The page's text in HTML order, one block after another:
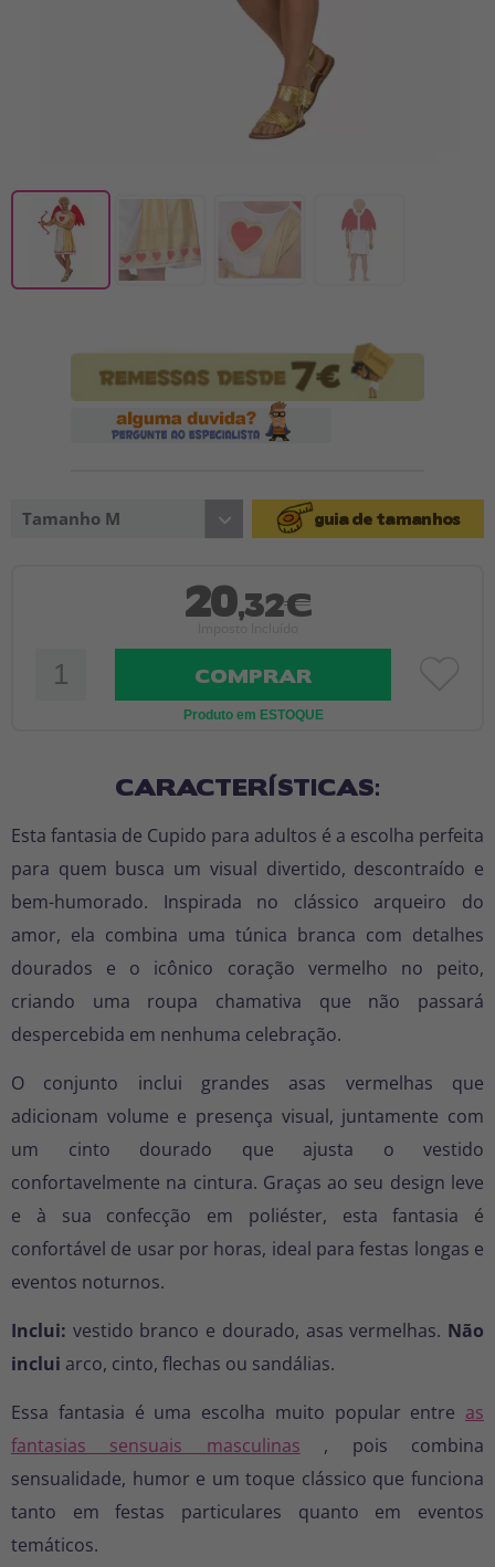
Tamanho M guia de tamanhos
20,32€
COMPRAR
Produto em ESTOQUE
CARACTERÍSTICAS:
Esta fantasia de Cupido para adultos é a escolha perfeita
para quem busca um visual divertido, descontraído e
bem-humorado. Inspirada no clássico arqueiro do
amor, ela combina uma túnica branca com detalhes
dourados e o icônico coração vermelho no peito,
criando uma roupa chamativa que não passará
despercebida em nenhuma celebração.
O conjunto inclui grandes asas vermelhas que
adicionam volume e presença visual, juntamente com
um cinto dourado que ajusta o vestido
confortavelmente na cintura. Graças ao seu design leve
e à sua confecção em poliéster, esta fantasia é
confortável de usar por horas, ideal para festas longas e
eventos noturnos.
Inclui: vestido branco e dourado, asas vermelhas. Não
inclui arco, cinto, flechas ou sandálias.
Essa fantasia é uma escolha muito popular entre as
fantasias sensuais masculinas , pois combina
sensualidade, humor e um toque clássico que funciona
tanto em festas particulares quanto em eventos
temáticos.